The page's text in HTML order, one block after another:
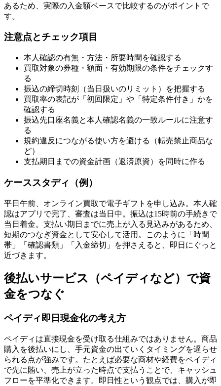
あるため、実際の入金額ベースで比較するのがポイントで
す。
注意点とチェック項目
本人確認の有無・方法・所要時間を確認する
買取対象の券種・額面・有効期限の条件をチェックす
る
振込の締切時刻（当日扱いのリミット）を把握する
買取率の表記が「初回限定」や「特定条件付き」かを
確認する
振込先口座名義と本人確認名義の一致ルールに注意す
る
規約違反につながる使い方を避ける（転売禁止商品な
ど）
支払期日までの資金計画（返済原資）を同時に作る
ケーススタディ（例）
平日午前、オンライン買取で電子ギフトを申し込み。本人確
認はアプリで完了、審査は当日中。振込は15時前の手続きで
当日着金。支払い期日までに売上が入る見込みがあるため、
短期のつなぎ資金として安心して活用。このように「時間
帯」「確認書類」「入金締切」を押さえると、即日にぐっと
近づきます。
後払いサービス（ペイディなど）で資
金をつなぐ
ペイディ即日現金化の考え方
ペイディは直接現金を受け取る仕組みではありません。商品
購入を後払いにし、手元資金の出ていくタイミングを遅らせ
られる点が強みです。たとえば必要な商材や経費をペイディ
で先に賄い、売上が立った時点で支払うことで、キャッシュ
フローを平準化できます。即日性という観点では、購入が即